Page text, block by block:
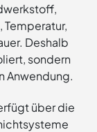
Deshalb
sondern
Anwendung.
über die